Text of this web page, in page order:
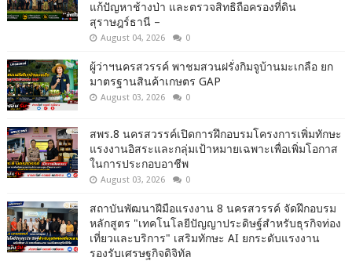
แก้ปัญหาช้างป่า และตรวจสิทธิถือครองที่ดิน
สุราษฎร์ธานี –
August 04, 2026 0
ผู้ว่าฯนครสวรรค์ พาชมสวนฝรั่งกิมจูบ้านมะเกลือ ยก
มาตรฐานสินค้าเกษตร GAP
August 03, 2026 0
สพร.8 นครสวรรค์เปิดการฝึกอบรมโครงการเพิ่มทักษะ
แรงงานอิสระและกลุ่มเป้าหมายเฉพาะเพื่อเพิ่มโอกาส
ในการประกอบอาชีพ
August 03, 2026 0
สถาบันพัฒนาฝีมือแรงงาน 8 นครสวรรค์ จัดฝึกอบรม
หลักสูตร "เทคโนโลยีปัญญาประดิษฐ์สำหรับธุรกิจท่อง
เที่ยวและบริการ" เสริมทักษะ AI ยกระดับแรงงาน
รองรับเศรษฐกิจดิจิทัล